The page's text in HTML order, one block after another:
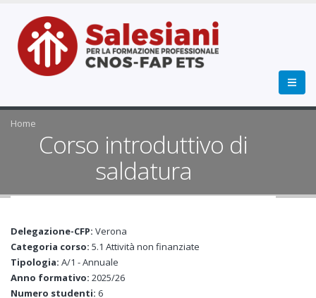
Home
Corso introduttivo di
saldatura
Delegazione-CFP: Verona
Categoria corso: 5.1 Attività non finanziate
Tipologia: A/1 - Annuale
Anno formativo: 2025/26
Numero studenti: 6